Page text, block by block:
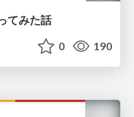
てみた話
0 190